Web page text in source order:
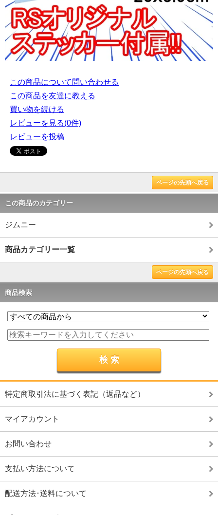
この商品について問い合わせる
この商品を友達に教える
買い物を続ける
レビューを見る(0件)
レビューを投稿
ページの先頭へ戻る
この商品のカテゴリー
ジムニー
商品カテゴリー一覧
ページの先頭へ戻る
商品検索
特定商取引法に基づく表記（返品など）
マイアカウント
お問い合わせ
支払い方法について
配送方法･送料について